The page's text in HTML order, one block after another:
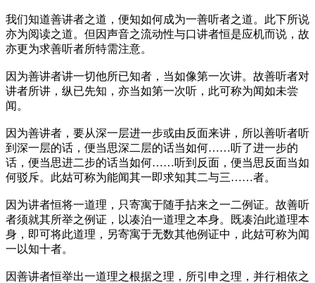
我们知道善讲者之道，便知如何成为一善听者之道。此下所说
亦为阅读之道。但因声音之流动性与口讲者恒是应机而说，故
亦更为求善听者所特需注意。
因为善讲者讲一切他所已知者，当如像第一次讲。故善听者对
讲者所讲，纵已先知，亦当如第一次听，此可称为闻如未尝
闻。
因为善讲者，要从深一层进一步或由反面来讲，所以善听者听
到深一层的话，便当思深二层的话当如何……听了进一步的
话，便当思进二步的话当如何……听到反面，便当思反面当如
何驳斥。此姑可称为能闻其一即求知其二与三……者。
因为讲者恒将一道理，只寄寓于随手拈来之一二例证。故善听
者须就其所举之例证，以凑泊一道理之本身。既凑泊此道理本
身，即可将此道理，另寄寓于无数其他例证中，此姑可称为闻
一以知十者。
因善讲者恒举出一道理之根据之理，所引申之理，并行相依之